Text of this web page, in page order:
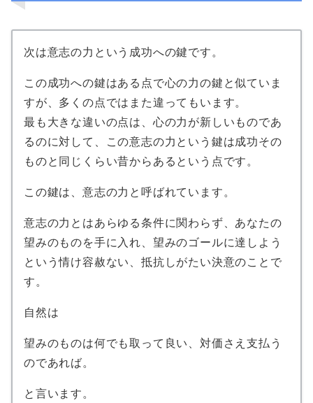
次は意志の力という成功への鍵です。
この成功への鍵はある点で心の力の鍵と似ていま
すが、多くの点ではまた違ってもいます。
最も大きな違いの点は、心の力が新しいものであ
るのに対して、この意志の力という鍵は成功その
ものと同じくらい昔からあるという点です。
この鍵は、意志の力と呼ばれています。
意志の力とはあらゆる条件に関わらず、あなたの
望みのものを手に入れ、望みのゴールに達しよう
という情け容赦ない、抵抗しがたい決意のことで
す。
自然は
望みのものは何でも取って良い、対価さえ支払う
のであれば。
と言います。